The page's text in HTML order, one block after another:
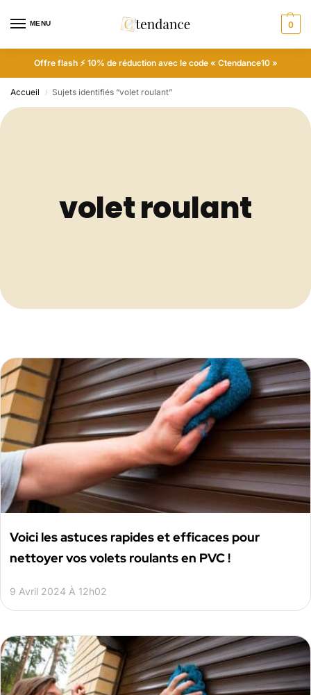
MENU 0
Offre flash ⚡ 10% de réduction avec le code « Ctendance10 »
Accueil / Sujets identifiés “volet roulant”
volet roulant
Voici les astuces rapides et efficaces pour
nettoyer vos volets roulants en PVC !
9 Avril 2024 À 12h02